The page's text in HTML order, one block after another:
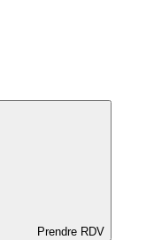
Prendre RDV